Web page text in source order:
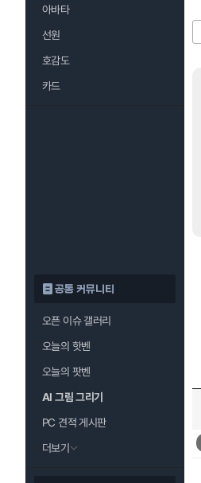
아바타
선원
호감도
카드
공통 커뮤니티
오픈 이슈 갤러리
오늘의 핫벤
오늘의 팟벤
AI 그림 그리기
PC 견적 게시판
더보기